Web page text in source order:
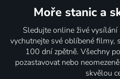
Moře stanic a
Sledujte online živé
vychutnejte své oblíbené filmy,
100 dní zpětně. Všechny
pozastavovat nebo
skvělou